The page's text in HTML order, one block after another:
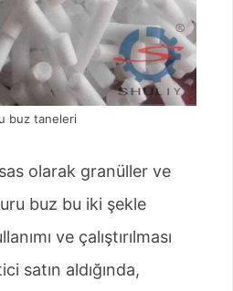
buz taneleri
olarak granüller ve
buz bu iki şekle
ve çalıştırılması
satın aldığında,